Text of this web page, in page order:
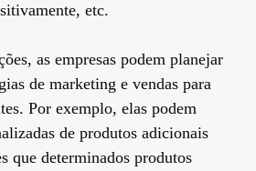
etc.
as empresas podem planejar
de marketing e vendas para
Por exemplo, elas podem
de produtos adicionais
que determinados produtos